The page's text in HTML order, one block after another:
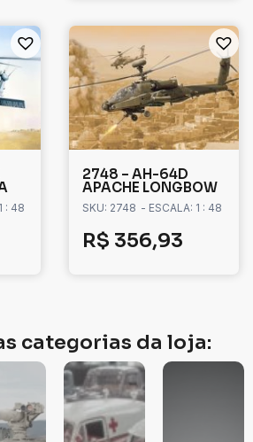
: 48
2748 – AH-64D
APACHE LONGBOW
SKU: 2748 - ESCALA: 1 : 48
R$ 356,93
categorias da loja: